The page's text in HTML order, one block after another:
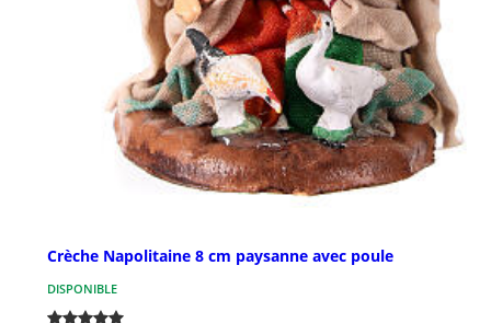
Crèche Napolitaine 8 cm paysanne avec poule
DISPONIBLE